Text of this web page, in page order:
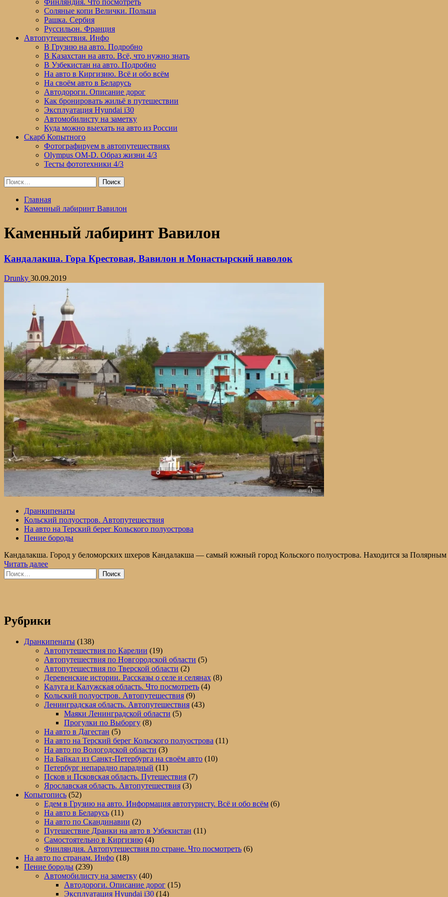
Финляндия. Что посмотреть
Соляные копи Велички. Польша
Рашка. Сербия
Руссильон. Франция
Автопутешествия. Инфо
В Грузию на авто. Подробно
В Казахстан на авто. Всё, что нужно знать
В Узбекистан на авто. Подробно
На авто в Киргизию. Всё и обо всём
На своём авто в Беларусь
Автодороги. Описание дорог
Как бронировать жильё в путешествии
Эксплуатация Hyundai i30
Автомобилисту на заметку
Куда можно выехать на авто из России
Скарб Копытного
Фотографируем в автопутешествиях
Olympus OM-D. Образ жизни 4/3
Тесты фототехники 4/3
Найти:
Главная
Каменный лабиринт Вавилон
Каменный лабиринт Вавилон
Кандалакша. Гора Крестовая, Вавилон и Монастырский наволок
Drunky 30.09.2019
Дранкипенаты
Кольский полуостров. Автопутешествия
На авто на Терский берег Кольского полуострова
Пение бороды
Кандалакша. Город у беломорских шхеров Кандалакша — самый южный город Кольского полуострова. Находится за Полярным
Читать далееПрочитать
о
Вавилон
и
наволок
Найти:
Рубрики
Дранкипенаты (138)
Автопутешествия по Карелии (19)
Автопутешествия по Новгородской области (5)
Автопутешествия по Тверской области (2)
Деревенские истории. Рассказы о селе и селянах (8)
Калуга и Калужская область. Что посмотреть (4)
Кольский полуостров. Автопутешествия (9)
Ленинградская область. Автопутешествия (43)
Маяки Ленинградской области (5)
Прогулки по Выборгу (8)
На авто в Дагестан (5)
На авто на Терский берег Кольского полуострова (11)
На авто по Вологодской области (3)
На Байкал из Санкт-Петербурга на своём авто (10)
Петербург непарадно парадный (11)
Псков и Псковская область. Путешествия (7)
Ярославская область. Автопутешествия (3)
Копытопись (52)
Едем в Грузию на авто. Информация автотуристу. Всё и обо всём (6)
На авто в Беларусь (11)
На авто по Скандинавии (2)
Путешествие Дранки на авто в Узбекистан (11)
Самостоятельно в Киргизию (4)
Финляндия. Автопутешествия по стране. Что посмотреть (6)
На авто по странам. Инфо (18)
Пение бороды (239)
Автомобилисту на заметку (40)
Автодороги. Описание дорог (15)
Эксплуатация Hyundai i30 (14)